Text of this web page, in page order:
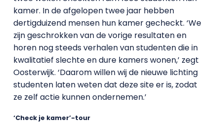
kamer. In de afgelopen twee jaar hebben
dertigduizend mensen hun kamer gecheckt. ‘We
zijn geschrokken van de vorige resultaten en
horen nog steeds verhalen van studenten die in
kwalitatief slechte en dure kamers wonen,’ zegt
Oosterwijk. ‘Daarom willen wij de nieuwe lichting
studenten laten weten dat deze site er is, zodat
ze zelf actie kunnen ondernemen.’
‘Check je kamer’-tour